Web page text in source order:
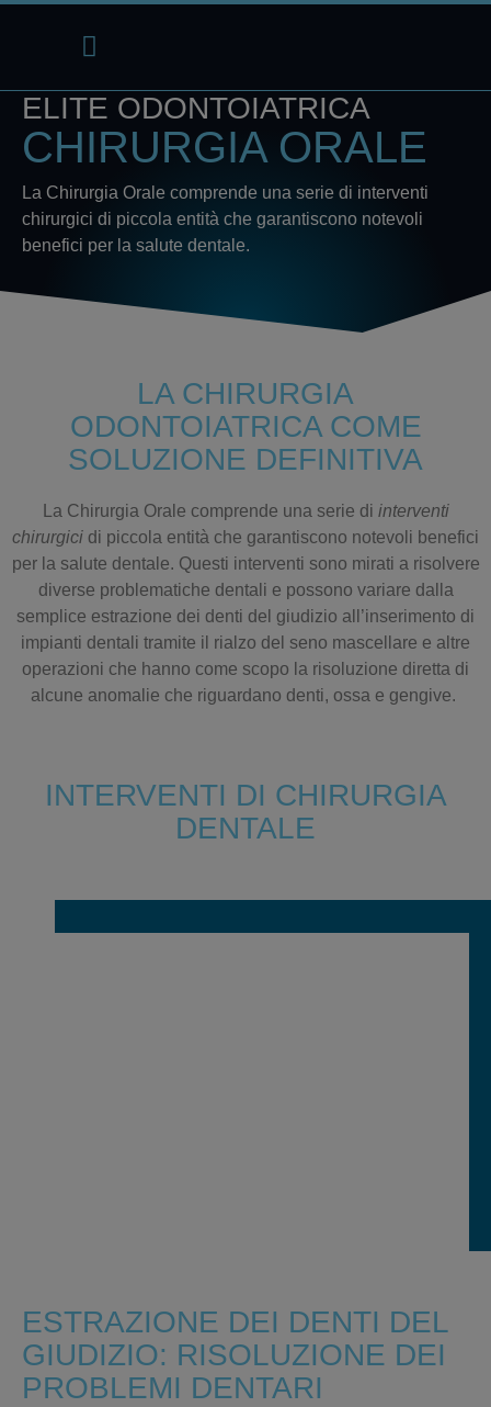
ELITE ODONTOIATRICA
CHIRURGIA ORALE
La Chirurgia Orale comprende una serie di interventi
chirurgici di piccola entità che garantiscono notevoli
benefici per la salute dentale.
LA CHIRURGIA
ODONTOIATRICA COME
SOLUZIONE DEFINITIVA
La Chirurgia Orale comprende una serie di interventi
chirurgici di piccola entità che garantiscono notevoli benefici
per la salute dentale. Questi interventi sono mirati a risolvere
diverse problematiche dentali e possono variare dalla
semplice estrazione dei denti del giudizio all’inserimento di
impianti dentali tramite il rialzo del seno mascellare e altre
operazioni che hanno come scopo la risoluzione diretta di
alcune anomalie che riguardano denti, ossa e gengive.
INTERVENTI DI CHIRURGIA
DENTALE
ESTRAZIONE DEI DENTI DEL
GIUDIZIO: RISOLUZIONE DEI
PROBLEMI DENTARI